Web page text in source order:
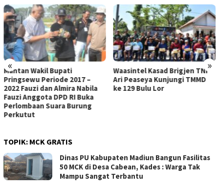
« »
Waasintel Kasad Brigjen TNI
Ari Peaseya Kunjungi TMMD
ke 129 Bulu Lor
KEJAR TARGET
SASARAN FISIK, SATGAS
DAN WARGA BULU LOR
TOPIK: MCK GRATIS
Dinas PU Kabupaten Madiun Bangun Fasilitas
50 MCK di Desa Cabean, Kades : Warga Tak
Mampu Sangat Terbantu